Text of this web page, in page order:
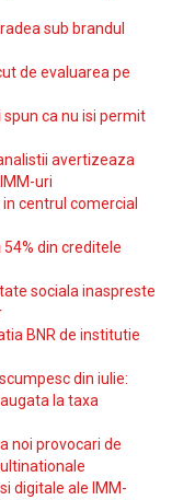
sub brandul
de evaluarea pe
ca nu isi permit
avertizeaza
uri
centrul comercial
din creditele
sociala inaspreste
BNR de institutie
din iulie:
la taxa
noi provocari de
digitale ale IMM-